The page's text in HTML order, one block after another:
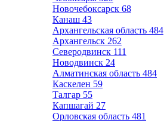
Новочебоксарск 68
Канаш 43
Архангельская область 484
Архангельск 262
Северодвинск 111
Новодвинск 24
Алматинская область 484
Каскелен 59
Талгар 55
Капшагай 27
Орловская область 481